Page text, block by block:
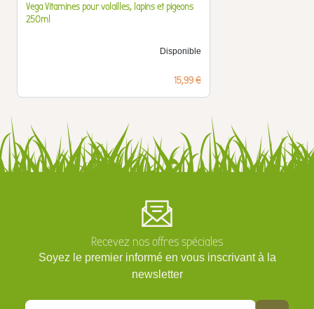
Vega Vitamines pour volailles, lapins et pigeons
250ml
Disponible
Prix
15,99 €
Recevez nos offres spéciales
Soyez le premier informé en vous inscrivant à la
newsletter